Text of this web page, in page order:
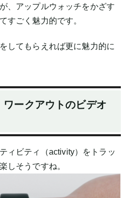
、アップルウォッチをかざす
すごく魅力的です。
してもらえれば更に魅力的に
ワークアウトのビデオ
ィビティ（activity）をトラッ
しそうですね。